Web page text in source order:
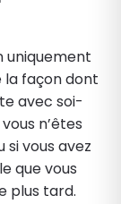
uniquement
façon dont
avec soi-
n’êtes
si vous avez
que vous
plus tard.